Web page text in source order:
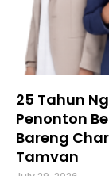
25 Tahun
Penonton
Bareng
Tamvan